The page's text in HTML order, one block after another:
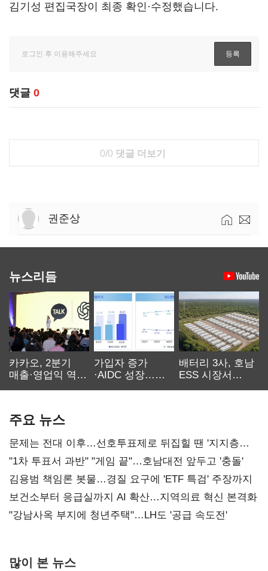
김기성 편집국장이 최종 확인·수정했습니다.
댓글 0
0/0 댓글 더보기
권준상
뉴스리듬
카카오, 2분기
매출·영업익 역대
가입자 증가
·AIDC 성장…
배터리 3사, 호남
ESS 시장서
주요 뉴스
문제는 전대 이후…선호투표제로 뒤집힐 땐 '지지층
불복'
"1차 투표서 과반" "게임 끝"…호남대전 앞두고 '충돌'
김용범 책임론 봇물…경질 요구에 'ETF 특검' 주장까지
보건소부터 응급실까지 AI 확산…지역의료 혁신 본격화
"강남사옥 부지에 청년주택"…LH도 '공급 속도전'
많이 본 뉴스